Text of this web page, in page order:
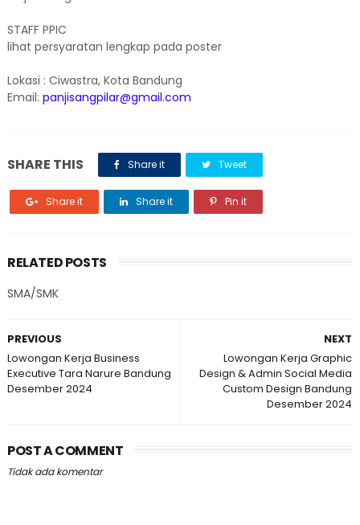
STAFF PPIC
lihat persyaratan lengkap pada poster
Lokasi : Ciwastra, Kota Bandung
Email: panjisangpilar@gmail.com
SHARE THIS Share it Tweet
Share it Share it Pin it
RELATED POSTS
SMA/SMK
NEXT
Lowongan Kerja Graphic
Design & Admin Social Media
Custom Design Bandung
Desember 2024
PREVIOUS
Lowongan Kerja Business
Executive Tara Narure Bandung
Desember 2024
POST A COMMENT
Tidak ada komentar